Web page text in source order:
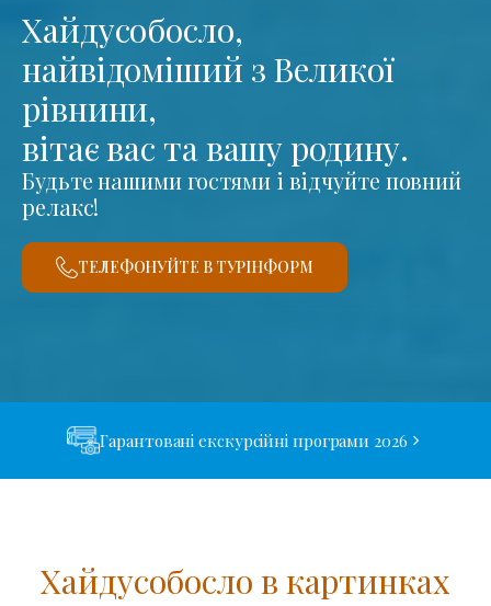
Хайдусобосло,
найвідоміший з Великої
рівнини,
вітає вас та вашу родину.
Будьте нашими гостями і відчуйте повний
релакс!
ТЕЛЕФОНУЙТЕ В ТУРІНФОРМ
Гарантовані екскурсійні програми 2026
Хайдусобосло в картинках